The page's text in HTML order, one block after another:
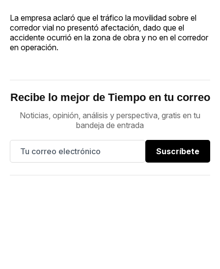
La empresa aclaró que el tráfico la movilidad sobre el
corredor vial no presentó afectación, dado que el
accidente ocurrió en la zona de obra y no en el corredor
en operación.
Recibe lo mejor de Tiempo en tu correo
Noticias, opinión, análisis y perspectiva, gratis en tu
bandeja de entrada
Suscríbete